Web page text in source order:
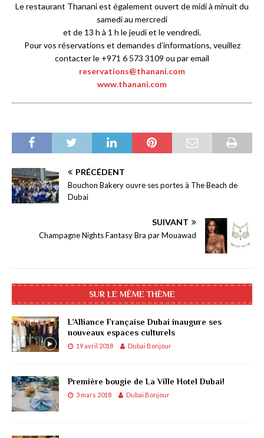
Le restaurant Thanani est également ouvert de midi à minuit du
samedi au mercredi
et de 13 h à 1 h le jeudi et le vendredi.
Pour vos réservations et demandes d’informations, veuillez
contacter le +971 6 573 3109 ou par email
reservations@thanani.com
www.thanani.com
PRÉCÉDENT
Bouchon Bakery ouvre ses portes à The Beach de
Dubai
SUIVANT
Champagne Nights Fantasy Bra par Mouawad
SUR LE MÊME THÈME
L’Alliance Française Dubai inaugure ses
nouveaux espaces culturels
19 avril 2018 Dubai Bonjour
Première bougie de La Ville Hotel Dubai!
3 mars 2018 Dubai Bonjour